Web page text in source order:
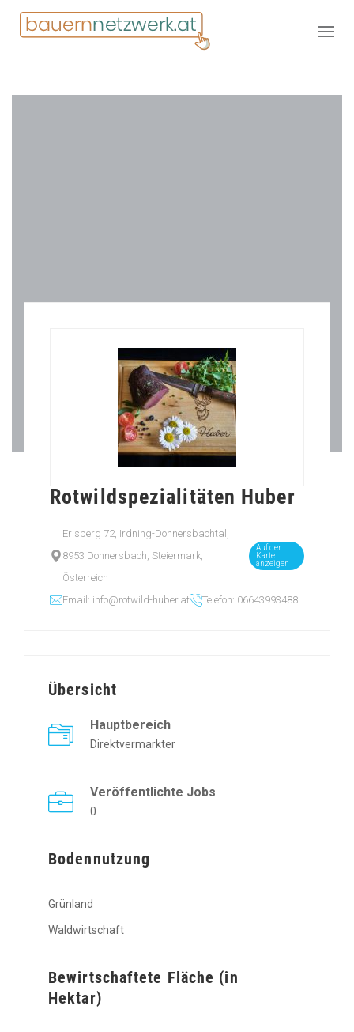
Rotwildspezialitäten Huber
Erlsberg 72, Irdning-Donnersbachtal,
8953 Donnersbach, Steiermark,
Österreich
Auf der
Karte
anzeigen
Email: info@rotwild-huber.at Telefon: 06643993488
Übersicht
Hauptbereich
Direktvermarkter
Veröffentlichte Jobs
0
Bodennutzung
Grünland
Waldwirtschaft
Bewirtschaftete Fläche (in
Hektar)